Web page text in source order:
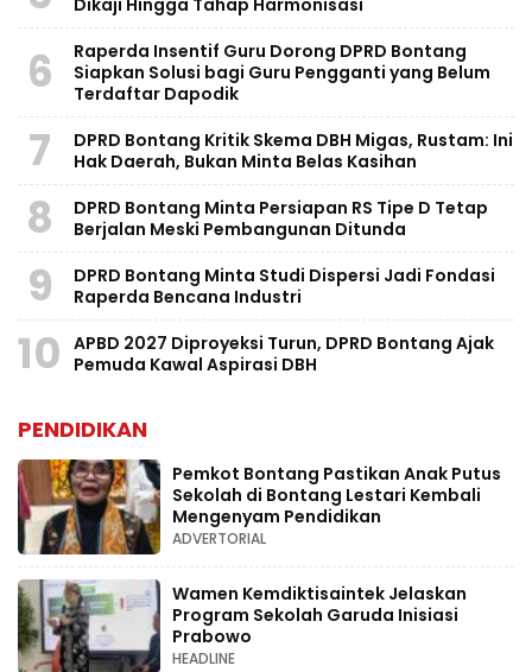
Dikaji Hingga Tahap Harmonisasi
6
Raperda Insentif Guru Dorong DPRD Bontang
Siapkan Solusi bagi Guru Pengganti yang Belum
Terdaftar Dapodik
7
DPRD Bontang Kritik Skema DBH Migas, Rustam: Ini
Hak Daerah, Bukan Minta Belas Kasihan
8
DPRD Bontang Minta Persiapan RS Tipe D Tetap
Berjalan Meski Pembangunan Ditunda
9
DPRD Bontang Minta Studi Dispersi Jadi Fondasi
Raperda Bencana Industri
10 APBD 2027 Diproyeksi Turun, DPRD Bontang Ajak
Pemuda Kawal Aspirasi DBH
PENDIDIKAN
Pemkot Bontang Pastikan Anak Putus
Sekolah di Bontang Lestari Kembali
Mengenyam Pendidikan
ADVERTORIAL
Wamen Kemdiktisaintek Jelaskan
Program Sekolah Garuda Inisiasi
Prabowo
HEADLINE